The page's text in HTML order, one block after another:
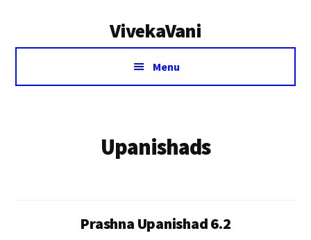
VivekaVani
Voice
Vivekananda
Menu
Upanishads
Prashna Upanishad 6.2